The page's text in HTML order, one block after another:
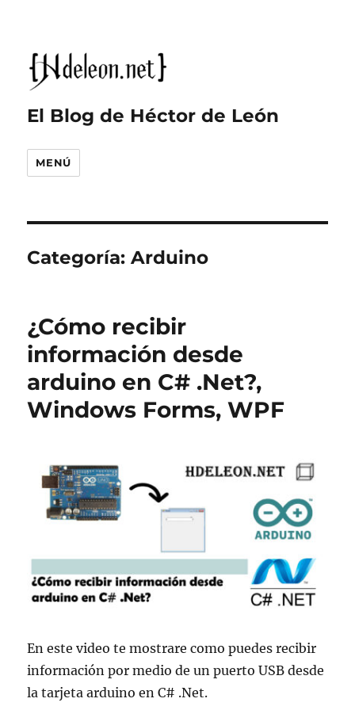
El Blog de Héctor de León
MENÚ
Categoría:Arduino
¿Cómo recibir
información desde
arduino en C# .Net?,
Windows Forms, WPF
En este video te mostrare como puedes recibir
información por medio de un puerto USB desde
la tarjeta arduino en C# .Net.